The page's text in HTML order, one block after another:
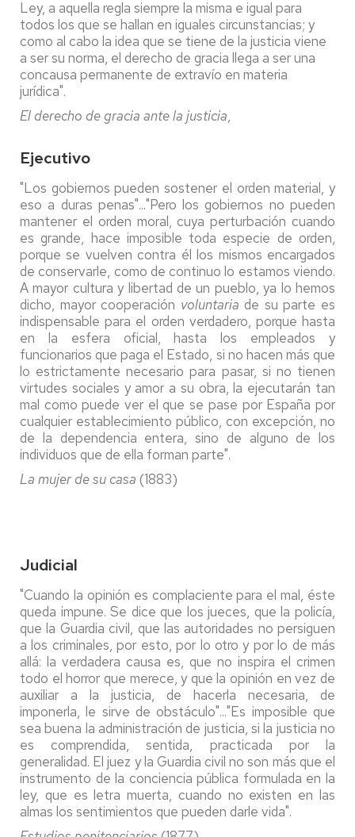
Ley, a aquella regla siempre la misma e igual para
todos los que se hallan en iguales circunstancias; y
como al cabo la idea que se tiene de la justicia viene
a ser su norma, el derecho de gracia llega a ser una
concausa permanente de extravío en materia
jurídica".
El derecho de gracia ante la justicia,
Ejecutivo
"Los gobiernos pueden sostener el orden material, y
eso a duras penas"..."Pero los gobiernos no pueden
mantener el orden moral, cuya perturbación cuando
es grande, hace imposible toda especie de orden,
porque se vuelven contra él los mismos encargados
de conservarle, como de continuo lo estamos viendo.
A mayor cultura y libertad de un pueblo, ya lo hemos
dicho, mayor cooperación voluntaria de su parte es
indispensable para el orden verdadero, porque hasta
en la esfera oficial, hasta los empleados y
funcionarios que paga el Estado, si no hacen más que
lo estrictamente necesario para pasar, si no tienen
virtudes sociales y amor a su obra, la ejecutarán tan
mal como puede ver el que se pase por España por
cualquier establecimiento público, con excepción, no
de la dependencia entera, sino de alguno de los
individuos que de ella forman parte".
La mujer de su casa (1883)
Judicial
"Cuando la opinión es complaciente para el mal, éste
queda impune. Se dice que los jueces, que la policía,
que la Guardia civil, que las autoridades no persiguen
a los criminales, por esto, por lo otro y por lo de más
allá: la verdadera causa es, que no inspira el crimen
todo el horror que merece, y que la opinión en vez de
auxiliar a la justicia, de hacerla necesaria, de
imponerla, le sirve de obstáculo"..."Es imposible que
sea buena la administración de justicia, si la justicia no
es comprendida, sentida, practicada por la
generalidad. El juez y la Guardia civil no son más que el
instrumento de la conciencia pública formulada en la
ley, que es letra muerta, cuando no existen en las
almas los sentimientos que pueden darle vida".